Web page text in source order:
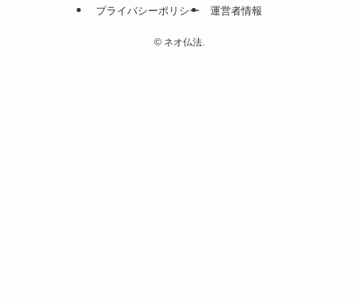
プライバシーポリシー 運営者情報
©ネオ仏法.